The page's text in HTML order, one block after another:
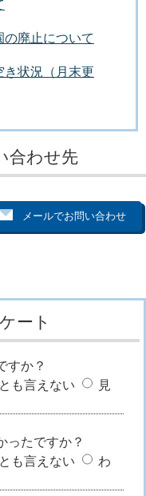
廃止について
き状況（月末更
合わせ先
ート
すか？
も言えない
見
ったですか？
も言えない
わ